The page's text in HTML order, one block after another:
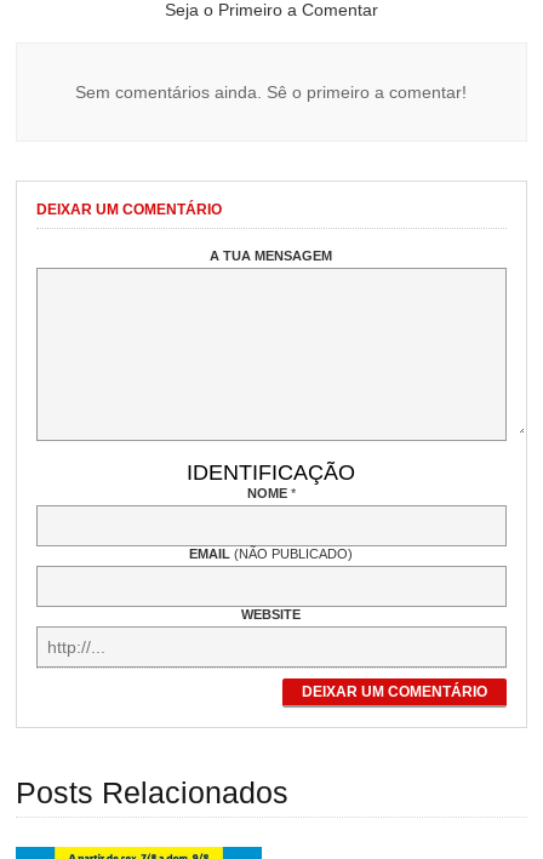
Seja o Primeiro a Comentar
Sem comentários ainda. Sê o primeiro a comentar!
DEIXAR UM COMENTÁRIO
A TUA MENSAGEM
IDENTIFICAÇÃO
NOME *
EMAIL(NÃO PUBLICADO)
WEBSITE
DEIXAR UM COMENTÁRIO
Posts Relacionados